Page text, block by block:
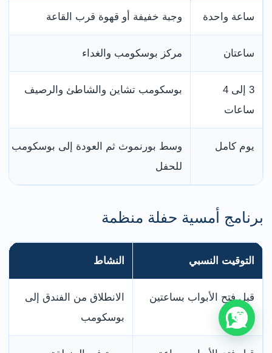
ساعة واحدة وجبة خفيفة أو قهوة قرب القاعة
ساعتان مركز بوسكومب والغداء
3 إلى 4
ساعات
بوسكومب تشاين والشاطئ والرصيف
يوم كامل
وسط بورنموث ثم العودة إلى بوسكومب
للحفل
برنامج أمسية حفلة منظمة
التوقيت النسبي النشاط
قبل فتح الأبواب بساعتين
الانطلاق من الفندق إلى
بوسكومب